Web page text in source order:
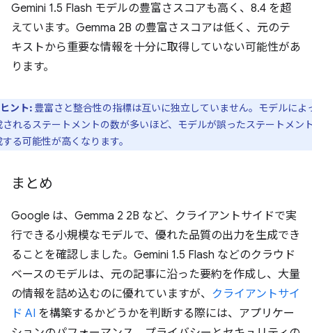
Gemini 1.5 Flash モデルの豊富さスコアも高く、8.4 を超
えています。Gemma 2B の豊富さスコアは低く、元のテ
キストから重要な情報を十分に取得していない可能性があ
ります。
ヒント: 豊富さと整合性の指標は互いに独立していません。モデルによ
されるステートメントの数が多いほど、モデルが誤ったステートメン
る可能性が高くなります。
まとめ
Google は、Gemma 2 2B など、クライアントサイドで実
行できる小規模なモデルで、優れた品質の出力を生成でき
ることを確認しました。Gemini 1.5 Flash などのクラウド
ベースのモデルは、元の記事に沿った要約を作成し、大量
の情報を詰め込むのに優れていますが、 クライアントサイ
ド AI を構築するかどうかを判断する際には、アプリケー